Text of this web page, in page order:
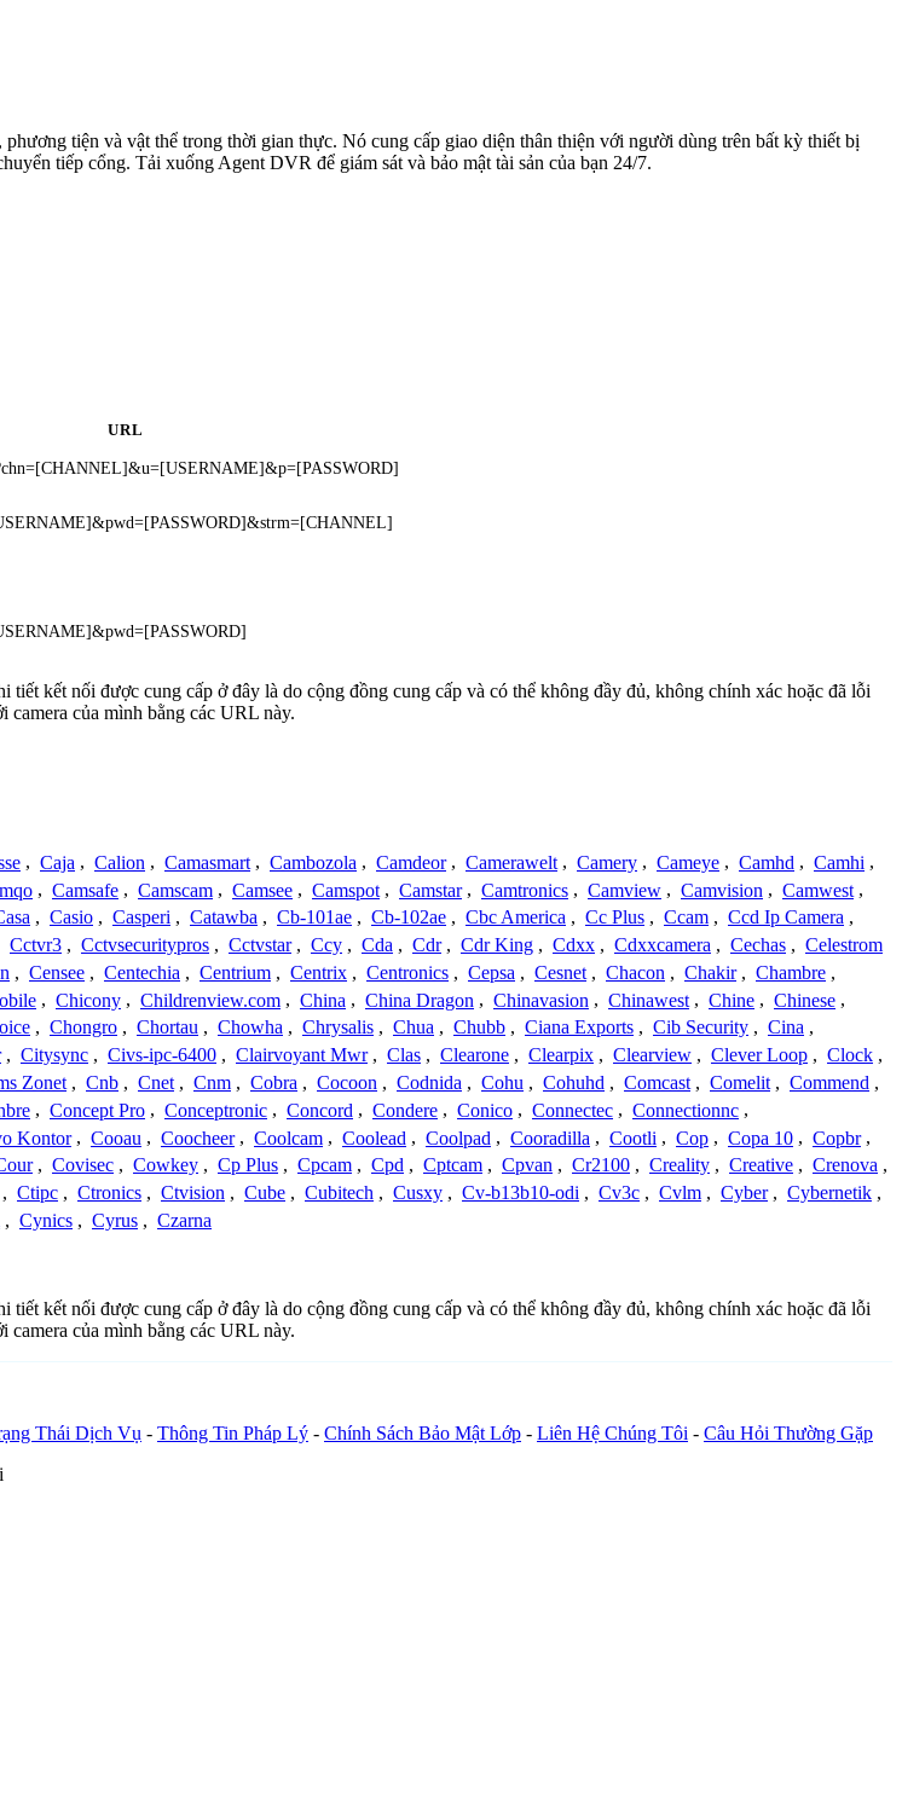
tiện và vật thể trong thời gian thực. Nó cung cấp giao diện thân thiện với người dùng trên bất kỳ thiết bị
tiếp cổng. Tải xuống Agent DVR để giám sát và bảo mật tài sản của bạn 24/7.
URL
kết nối được cung cấp ở đây là do cộng đồng cung cấp và có thể không đầy đủ, không chính xác hoặc đã lỗi
camera của mình bằng các URL này.
, Caja , Calion , Camasmart , Cambozola , Camdeor , Camerawelt , Camery , Cameye , Camhd , Camhi ,
, Camsafe , Camscam , Camsee , Camspot , Camstar , Camtronics , Camview , Camvision , Camwest ,
, Casio , Casperi , Catawba , Cb-101ae , Cb-102ae , Cbc America , Cc Plus , Ccam , Ccd Ip Camera ,
Cctvr3 , Cctvsecuritypros , Cctvstar , Ccy , Cda , Cdr , Cdr King , Cdxx , Cdxxcamera , Cechas , Celestrom
, Censee , Centechia , Centrium , Centrix , Centronics , Cepsa , Cesnet , Chacon , Chakir , Chambre ,
, Chicony , Childrenview.com , China , China Dragon , Chinavasion , Chinawest , Chine , Chinese ,
, Chongro , Chortau , Chowha , Chrysalis , Chua , Chubb , Ciana Exports , Cib Security , Cina ,
, Citysync , Civs-ipc-6400 , Clairvoyant Mwr , Clas , Clearone , Clearpix , Clearview , Clever Loop , Clock ,
Zonet , Cnb , Cnet , Cnm , Cobra , Cocoon , Codnida , Cohu , Cohuhd , Comcast , Comelit , Commend ,
, Concept Pro , Conceptronic , Concord , Condere , Conico , Connectec , Connectionnc ,
Kontor , Cooau , Coocheer , Coolcam , Coolead , Coolpad , Cooradilla , Cootli , Cop , Copa 10 , Copbr ,
, Covisec , Cowkey , Cp Plus , Cpcam , Cpd , Cptcam , Cpvan , Cr2100 , Creality , Creative , Crenova ,
, Ctipc , Ctronics , Ctvision , Cube , Cubitech , Cusxy , Cv-b13b10-odi , Cv3c , Cvlm , Cyber , Cybernetik ,
, Cynics , Cyrus , Czarna
kết nối được cung cấp ở đây là do cộng đồng cung cấp và có thể không đầy đủ, không chính xác hoặc đã lỗi
camera của mình bằng các URL này.
Thái Dịch Vụ - Thông Tin Pháp Lý - Chính Sách Bảo Mật Lớp - Liên Hệ Chúng Tôi - Câu Hỏi Thường Gặp